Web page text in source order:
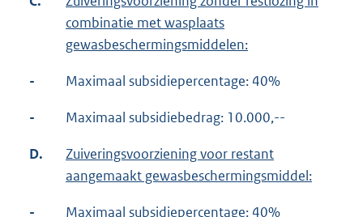
combinatie met wasplaats
gewasbeschermingsmiddelen:
- Maximaal subsidiepercentage: 40%
- Maximaal subsidiebedrag: 10.000,--
D.
Zuiveringsvoorziening voor restant
aangemaakt gewasbeschermingsmiddel:
- Maximaal subsidiepercentage: 40%